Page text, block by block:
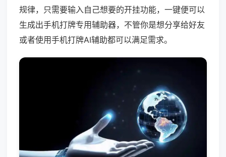
规律，只需要输入自己想要的开挂功能，一键便可以
生成出手机打牌专用辅助器，不管你是想分享给好友
或者使用手机打牌AI辅助都可以满足需求。